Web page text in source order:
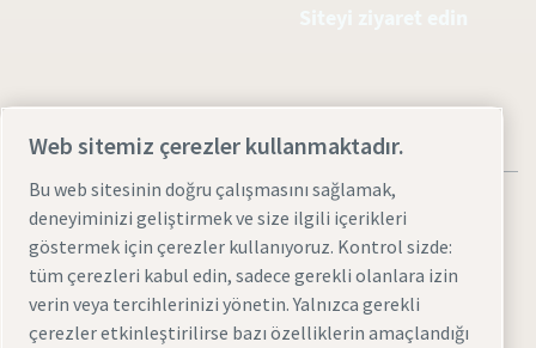
Yasal Uyarılar ve Gizlilik Bildirimleri Çerezleri yönet
Erişim kolaylığıSite haritası
Web sitemiz çerezler kullanmaktadır.
Bu web sitesinin doğru çalışmasını sağlamak,
deneyiminizi geliştirmek ve size ilgili içerikleri
göstermek için çerezler kullanıyoruz. Kontrol sizde:
tüm çerezleri kabul edin, sadece gerekli olanlara izin
verin veya tercihlerinizi yönetin. Yalnızca gerekli
çerezler etkinleştirilirse bazı özelliklerin amaçlandığı